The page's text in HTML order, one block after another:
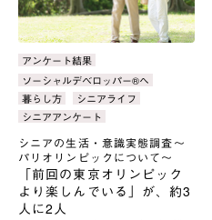
カ
テ
ゴ
リ：
アンケート結果
タ
グ：
ソーシャルデベロッパー®へ
暮らし方
シニアライフ
シニアアンケート
シニアの生活・意識実態調査～
パリオリンピックについて～
「前回の東京オリンピック
より楽しんでいる」が、約3
人に2人